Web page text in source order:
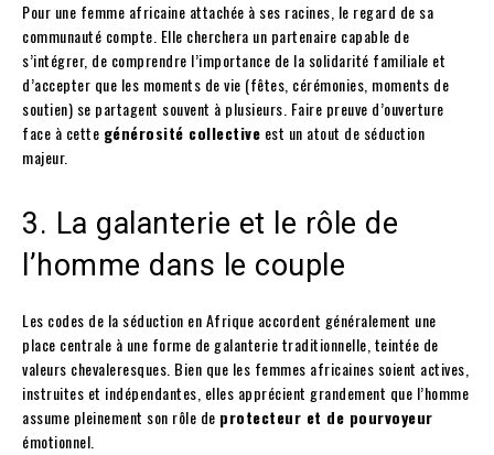
Pour une femme africaine attachée à ses racines, le regard de sa
communauté compte. Elle cherchera un partenaire capable de
s’intégrer, de comprendre l’importance de la solidarité familiale et
d’accepter que les moments de vie (fêtes, cérémonies, moments de
soutien) se partagent souvent à plusieurs. Faire preuve d’ouverture
face à cette générosité collective est un atout de séduction
majeur.
3. La galanterie et le rôle de
l’homme dans le couple
Les codes de la séduction en Afrique accordent généralement une
place centrale à une forme de galanterie traditionnelle, teintée de
valeurs chevaleresques. Bien que les femmes africaines soient actives,
instruites et indépendantes, elles apprécient grandement que l’homme
assume pleinement son rôle de protecteur et de pourvoyeur
émotionnel.